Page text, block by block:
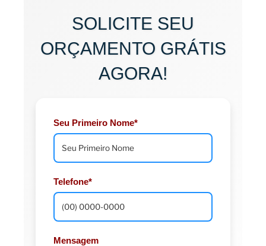
SOLICITE SEU
ORÇAMENTO GRÁTIS
AGORA!
Seu Primeiro Nome*
Telefone*
Mensagem